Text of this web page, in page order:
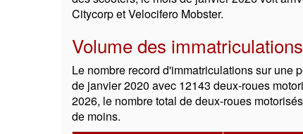
Citycorp et Velocifero Mobster.
Volume des
Le nombre record d'immatriculations sur une
de janvier 2020 avec 12143 deux-roues
2026, le nombre total de deux-roues
de moins.